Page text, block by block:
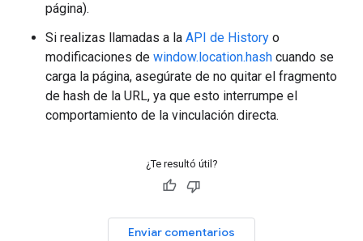
página).
Si realizas llamadas a la API de History o
modificaciones de window.location.hash cuando se
carga la página, asegúrate de no quitar el fragmento
de hash de la URL, ya que esto interrumpe el
comportamiento de la vinculación directa.
¿Te resultó útil?
Enviar comentarios